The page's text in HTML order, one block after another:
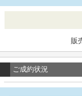
販
ご成約状況